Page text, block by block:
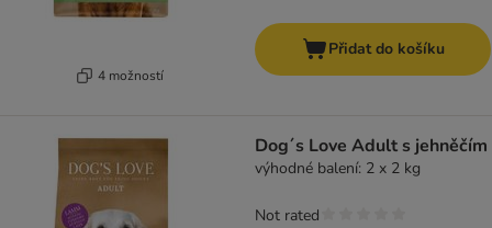
4 možností
Přidat do košíku
Dog´s Love Adult s jehněčím
výhodné balení: 2 x 2 kg
Not rated